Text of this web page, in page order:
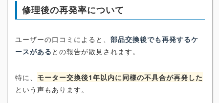
修理後の再発率について
ユーザーの口コミによると、 部品交換後でも再発するケ
ースがある との報告が散見されます。
特に、 モーター交換後1年以内に同様の不具合が再発した
という声もあります。